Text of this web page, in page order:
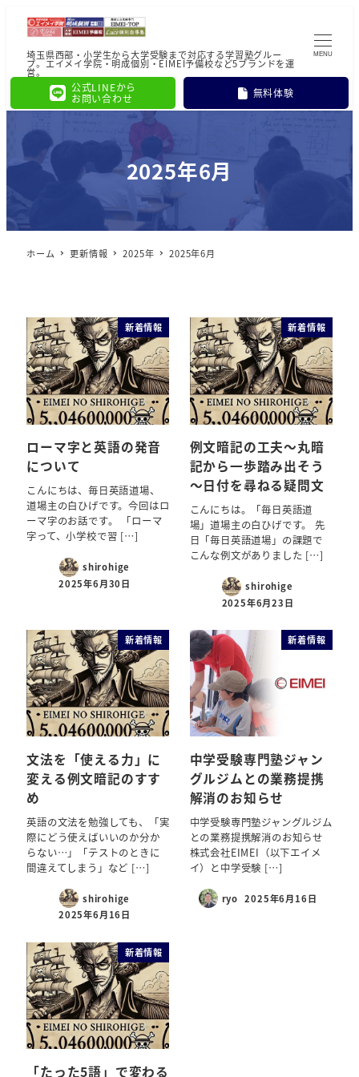
埼玉県西部・小学生から大学受験まで対応する学習塾グルー
プ。エイメイ学院・明成個別・EIMEI予備校など5ブランドを運
営。
公式LINEから
お問い合わせ
無料体験
MENU
2025年6月
ホーム 更新情報 2025年 2025年6月
新着情報
ローマ字と英語の発音
について
こんにちは、毎日英語道場、
道場主の白ひげです。今回はロ
ーマ字のお話です。 「ローマ
字って、小学校で習 […]
shirohige
2025年6月30日
新着情報
例文暗記の工夫～丸暗
記から一歩踏み出そう
～日付を尋ねる疑問文
こんにちは。「毎日英語道
場」道場主の白ひげです。 先
日「毎日英語道場」の課題で
こんな例文がありました […]
shirohige
2025年6月23日
新着情報
文法を「使える力」に
変える例文暗記のすす
め
英語の文法を勉強しても、「実
際にどう使えばいいのか分か
らない…」「テストのときに
間違えてしまう」など […]
shirohige
2025年6月16日
新着情報
中学受験専門塾ジャン
グルジムとの業務提携
解消のお知らせ
中学受験専門塾ジャングルジム
との業務提携解消のお知らせ
株式会社EIMEI（以下エイメ
イ）と中学受験 […]
ryo 2025年6月16日
新着情報
「たった5語」で変わる